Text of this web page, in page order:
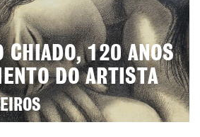
CHIADO, 120 ANOS
DO ARTISTA